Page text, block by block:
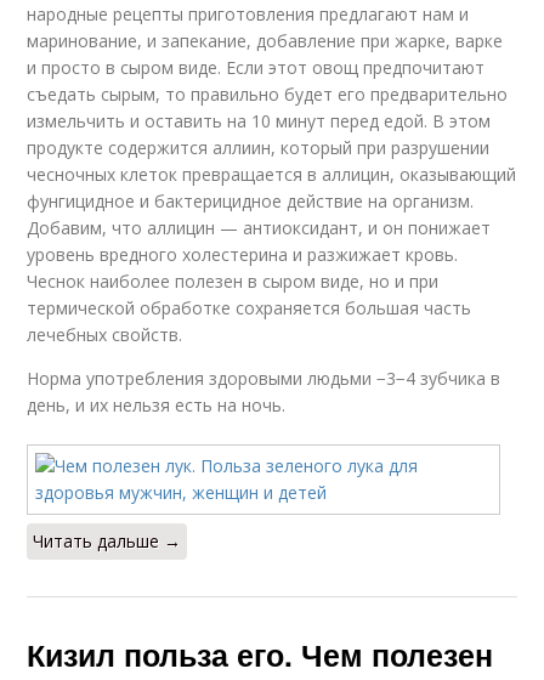
народные рецепты приготовления предлагают нам и
маринование, и запекание, добавление при жарке, варке
и просто в сыром виде. Если этот овощ предпочитают
съедать сырым, то правильно будет его предварительно
измельчить и оставить на 10 минут перед едой. В этом
продукте содержится аллиин, который при разрушении
чесночных клеток превращается в аллицин, оказывающий
фунгицидное и бактерицидное действие на организм.
Добавим, что аллицин — антиоксидант, и он понижает
уровень вредного холестерина и разжижает кровь.
Чеснок наиболее полезен в сыром виде, но и при
термической обработке сохраняется большая часть
лечебных свойств.
Норма употребления здоровыми людьми −3−4 зубчика в
день, и их нельзя есть на ночь.
Читать дальше →
Кизил польза его. Чем полезен